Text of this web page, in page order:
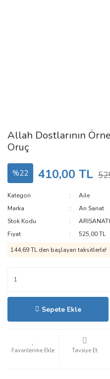
Allah Dostlarının
Oruç
%22 410,00 TL
Kategori
Aile
Marka
Arı Sanat
Stok Kodu
Fiyat
525,00 TL
144,69 TL den başlayan taksitlerle!
Sepete Ekle
Tavsiye Et